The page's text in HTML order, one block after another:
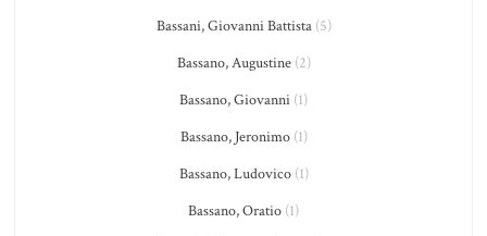
Bassani, Giovanni Battista(5)
Bassano, Augustine(2)
Bassano, Giovanni (1)
Bassano, Jeronimo(1)
Bassano, Ludovico(1)
Bassano, Oratio (1)